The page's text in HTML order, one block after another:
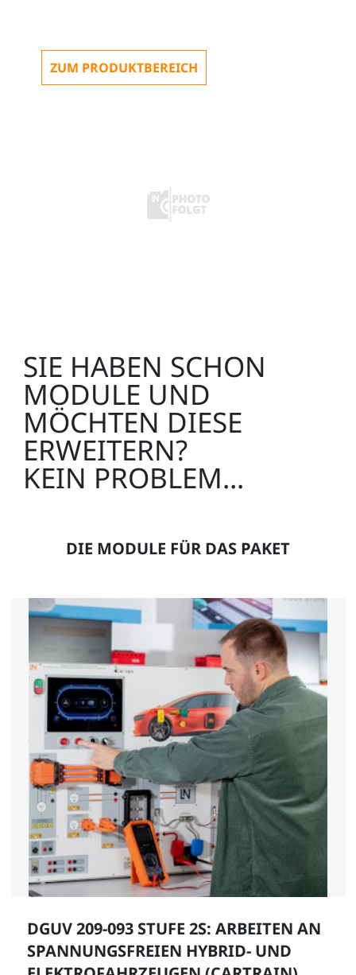
ZUM PRODUKTBEREICH
SIE HABEN SCHON
MODULE UND
MÖCHTEN DIESE
ERWEITERN?
KEIN PROBLEM...
DIE MODULE FÜR DAS PAKET
DGUV 209-093 STUFE 2S: ARBEITEN AN
SPANNUNGSFREIEN HYBRID- UND